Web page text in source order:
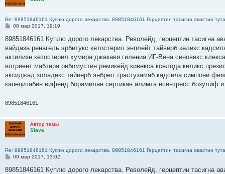
Re: 89851846161 Куплю дорого лекарства. 89851846161 Герцептин тасигна авастин
С
о
щ
е
и
е
08 мар 2017, 19:19
89851846161 Куплю дорого лекарства. Револейд, герцептин тасигна
вайдаза ренагель эрбитукс кетостерил энплейт тайверб келикс
актилизе кетостерил хумира джакави гилениа ИГ-Вена синовекс
вотриент мабтера рибомустин ремикейд кивекса кселода келикс
эксиджад золадекс тайверб энбрел трастузамаб кадсила симпони
капецитабин вифенд борамилан сертикан алимта исентресс бозулиф
89851846161
Автор темы
Slava
Re: 89851846161 Куплю дорого лекарства. 89851846161 Герцептин тасигна авастин
С
о
09 мар 2017, 13:02
89851846161 Куплю дорого лекарства. Револейд, герцептин тасигна